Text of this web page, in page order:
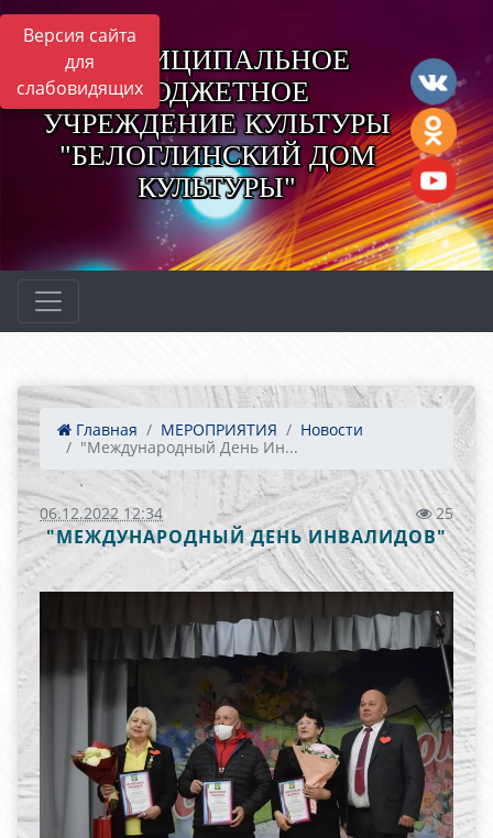
Версия сайта
для
слабовидящих
МУНИЦИПАЛЬНОЕ
БЮДЖЕТНОЕ
УЧРЕЖДЕНИЕ КУЛЬТУРЫ
"БЕЛОГЛИНСКИЙ ДОМ
КУЛЬТУРЫ"
Главная МЕРОПРИЯТИЯ
Новости
"Международный День Ин...
06.12.2022 12:34 25
"МЕЖДУНАРОДНЫЙ ДЕНЬ ИНВАЛИДОВ"